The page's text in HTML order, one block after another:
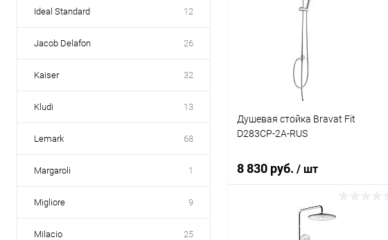
Ideal Standard 12
Jacob Delafon 26
Kaiser 32
Kludi 13
Lemark 68
Margaroli 1
Migliore 9
Milacio 25
Купить в 1 клик
В избранное
Душевая стойка Bravat Fit
D283CP-2A-RUS
8 830 руб. / шт
В корзину